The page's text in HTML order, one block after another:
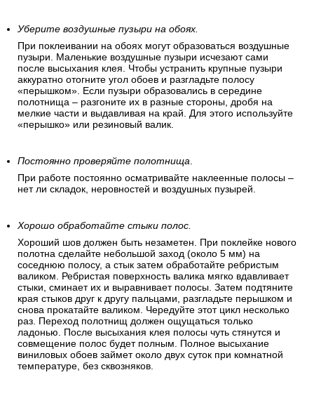
Уберите воздушные пузыри на обоях.
При поклеивании на обоях могут образоваться воздушные
пузыри. Маленькие воздушные пузыри исчезают сами
после высыхания клея. Чтобы устранить крупные пузыри
аккуратно отогните угол обоев и разгладьте полосу
«перышком». Если пузыри образовались в середине
полотнища – разгоните их в разные стороны, дробя на
мелкие части и выдавливая на край. Для этого используйте
«перышко» или резиновый валик.
Постоянно проверяйте полотнища.
При работе постоянно осматривайте наклеенные полосы –
нет ли складок, неровностей и воздушных пузырей.
Хорошо обработайте стыки полос.
Хороший шов должен быть незаметен. При поклейке нового
полотна сделайте небольшой заход (около 5 мм) на
соседнюю полосу, а стык затем обработайте ребристым
валиком. Ребристая поверхность валика мягко вдавливает
стыки, сминает их и выравнивает полосы. Затем подтяните
края стыков друг к другу пальцами, разгладьте перышком и
снова прокатайте валиком. Чередуйте этот цикл несколько
раз. Переход полотнищ должен ощущаться только
ладонью. После высыхания клея полосы чуть стянутся и
совмещение полос будет полным. Полное высыхание
виниловых обоев займет около двух суток при комнатной
температуре, без сквозняков.